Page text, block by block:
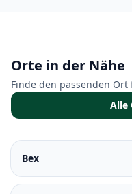
Orte in der Nähe
Finde den passenden
Alle
Bex